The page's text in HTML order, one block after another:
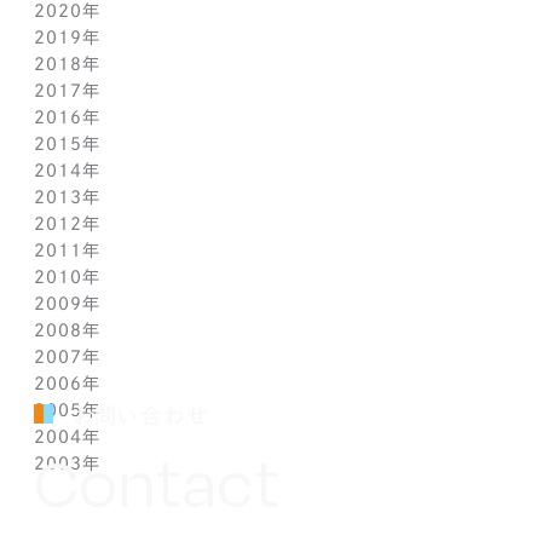
3月(13)
2月(9)
1月(4)
8月(8)
7月(10)
6月(6)
5月(7)
4月(11)
3月(9)
2月(10)
1月(5)
9月(4)
8月(5)
7月(11)
6月(7)
5月(5)
4月(11)
3月(6)
2月(13)
1月(2)
10月(11)
9月(3)
8月(5)
7月(8)
6月(2)
5月(12)
4月(5)
3月(8)
2月(9)
1月(3)
11月(4)
10月(4)
9月(1)
8月(3)
7月(6)
6月(2)
5月(4)
4月(6)
3月(8)
2月(8)
1月(2)
12月(4)
11月(2)
10月(6)
9月(3)
8月(2)
7月(7)
6月(1)
5月(5)
4月(6)
3月(9)
2月(7)
1月(3)
2020年
12月(2)
11月(3)
10月(5)
9月(3)
8月(3)
7月(5)
6月(1)
5月(3)
4月(6)
3月(3)
2月(6)
1月(1)
2019年
12月(2)
11月(3)
10月(4)
9月(1)
8月(4)
7月(5)
6月(1)
5月(4)
4月(5)
3月(4)
2月(4)
1月(2)
2018年
12月(2)
11月(7)
10月(8)
9月(7)
8月(8)
7月(7)
6月(7)
5月(9)
4月(7)
3月(6)
2月(5)
1月(1)
2017年
12月(2)
11月(5)
10月(5)
9月(5)
8月(6)
7月(7)
6月(1)
5月(3)
4月(3)
3月(3)
2月(5)
2016年
12月(2)
11月(3)
10月(7)
9月(2)
8月(3)
7月(6)
6月(5)
5月(4)
4月(3)
3月(2)
2月(7)
1月(1)
2015年
12月(3)
11月(6)
10月(7)
9月(3)
8月(8)
7月(7)
6月(5)
5月(4)
4月(4)
3月(3)
2月(5)
1月(3)
2014年
12月(2)
11月(7)
10月(7)
9月(6)
8月(5)
7月(9)
6月(6)
5月(3)
4月(7)
3月(3)
2月(6)
2013年
12月(6)
11月(6)
10月(5)
9月(7)
8月(4)
7月(3)
6月(1)
5月(5)
4月(1)
3月(1)
2012年
12月(1)
11月(1)
10月(1)
9月(1)
8月(1)
7月(3)
5月(2)
4月(1)
3月(1)
2011年
12月(1)
11月(1)
10月(2)
8月(2)
7月(4)
5月(2)
4月(1)
3月(3)
2010年
12月(1)
11月(1)
10月(2)
9月(1)
8月(2)
7月(3)
5月(2)
2009年
11月(6)
10月(9)
9月(3)
8月(1)
7月(5)
6月(2)
2008年
11月(4)
10月(2)
9月(2)
8月(4)
7月(3)
2007年
12月(2)
11月(2)
10月(1)
9月(2)
2006年
12月(1)
11月(1)
10月(2)
2005年
10月(2)
8月(4)
2004年
12月(4)
2003年
お問い合わせ
Contact